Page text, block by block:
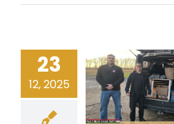
23
12, 2025